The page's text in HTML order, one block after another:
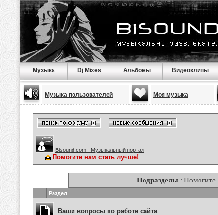
Музыка Dj Mixes Альбомы Видеоклипы
Музыка пользователей Моя музыка
Bisound.com - Музыкальный портал
Помогите нам стать лучше!
Подразделы : Помогите
Раздел
Ваши вопросы по работе сайта